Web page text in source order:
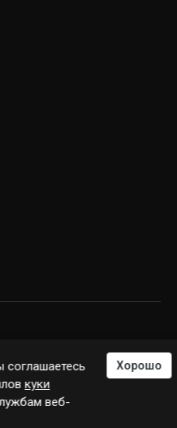
соглашаетесь
куки
веб-
Хорошо